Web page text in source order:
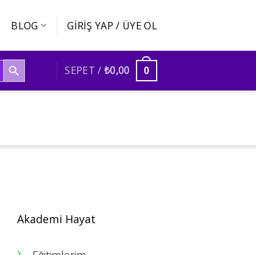
BLOG GIRIŞ YAP / ÜYE OL
SEARCH BUTTON
SEPET / ₺0,00 0
Akademi Hayat